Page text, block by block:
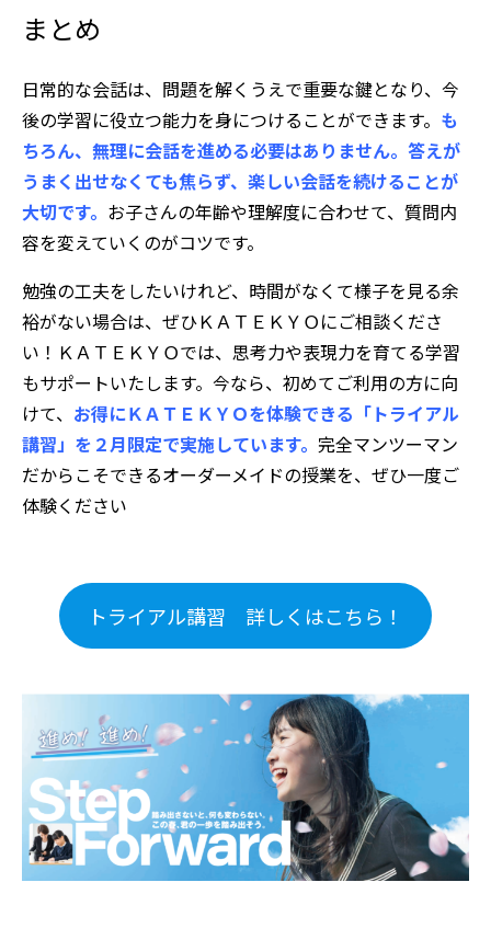
まとめ
日常的な会話は、問題を解くうえで重要な鍵となり、今
後の学習に役立つ能力を身につけることができます。 も
ちろん、無理に会話を進める必要はありません。答えが
うまく出せなくても焦らず、楽しい会話を続けることが
大切です。 お子さんの年齢や理解度に合わせて、質問内
容を変えていくのがコツです。
勉強の工夫をしたいけれど、時間がなくて様子を見る余
裕がない場合は、ぜひＫＡＴＥＫＹＯにご相談くださ
い！ＫＡＴＥＫＹＯでは、思考力や表現力を育てる学習
もサポートいたします。今なら、初めてご利用の方に向
けて、 お得にＫＡＴＥＫＹＯを体験できる「トライアル
講習」を２月限定で実施しています。 完全マンツーマン
だからこそできるオーダーメイドの授業を、ぜひ一度ご
体験ください
トライアル講習 詳しくはこちら！